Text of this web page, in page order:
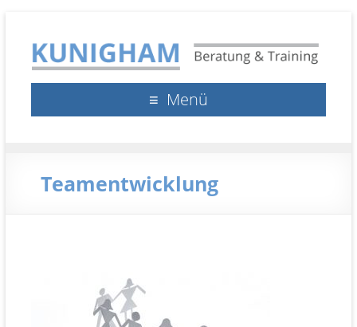
Kunigham Beratung &
Training
Klaus Kunigham Menü
Teamentwicklung